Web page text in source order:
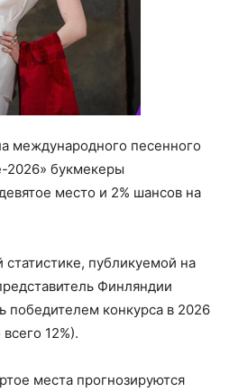
международного песенного
2026» букмекеры
место и 2% шансов на
публикуемой на
Финляндии
победителем конкурса в 2026
12%).
места прогнозируются